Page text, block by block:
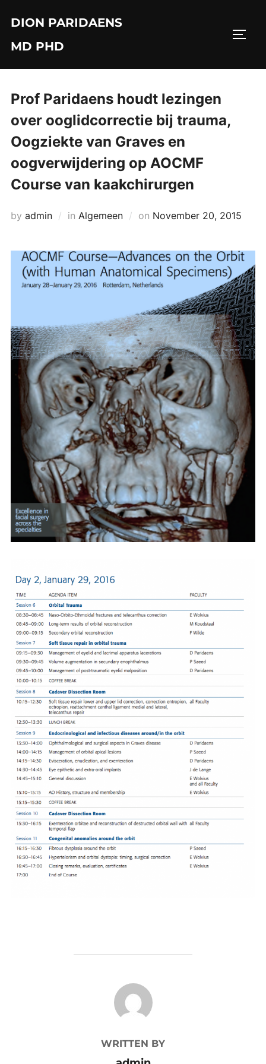
content
DION PARIDAENS
MD PHD
Prof Paridaens houdt lezingen
over ooglidcorrectie bij trauma,
Oogziekte van Graves en
oogverwijdering op AOCMF
Course van kaakchirurgen
by admin in Algemeen on Posted
November 20, 2015
POST AUTHOR
WRITTEN BY